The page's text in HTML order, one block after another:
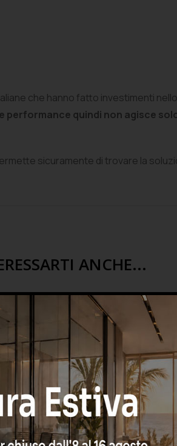
che hanno fatto investimenti
performance quindi non agisce
sicuramente di trovare la
ANCHE...